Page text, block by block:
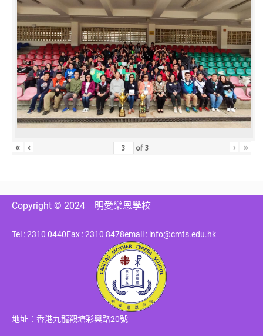
« ‹ of3 › »
Copyright © 2024 明愛樂恩學校
Tel : 2310 0440Fax : 2310 8478email : info@cmts.edu.hk
地址：香港九龍觀塘彩興路20號